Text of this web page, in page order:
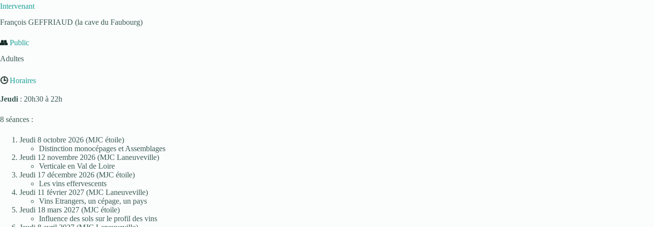
Intervenant
François GEFFRIAUD (la cave du Faubourg)
👥 Public
Adultes
🕒 Horaires
Jeudi : 20h30 à 22h
8 séances :
Jeudi 8 octobre 2026 (MJC étoile)
Distinction monocépages et Assemblages
Jeudi 12 novembre 2026 (MJC Laneuveville)
Verticale en Val de Loire
Jeudi 17 décembre 2026 (MJC étoile)
Les vins effervescents
Jeudi 11 février 2027 (MJC Laneuveville)
Vins Etrangers, un cépage, un pays
Jeudi 18 mars 2027 (MJC étoile)
Influence des sols sur le profil des vins